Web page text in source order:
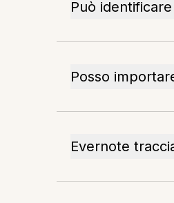
Può
Posso
Evernote